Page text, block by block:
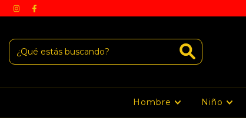
Hombre Niño